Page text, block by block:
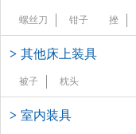
螺丝刀 钳子 挫
> 其他床上装具
被子 枕头
> 室内装具